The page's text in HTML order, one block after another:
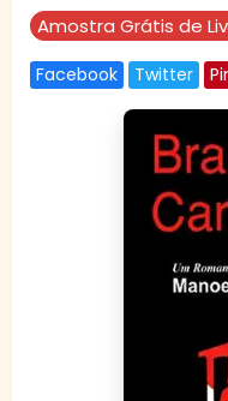
Amostra Grátis de
Facebook Twitter